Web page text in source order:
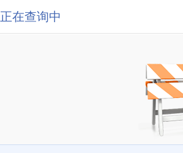
正在查询中